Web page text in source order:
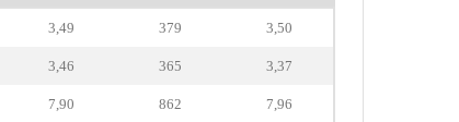
3,49 379 3,50
3,46 365 3,37
7,90 862 7,96